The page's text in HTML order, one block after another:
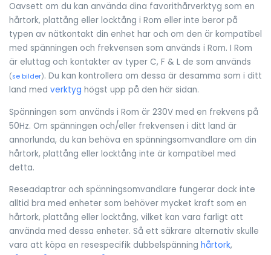
Oavsett om du kan använda dina favorithårverktyg som en
hårtork, plattång eller locktång i Rom eller inte beror på
typen av nätkontakt din enhet har och om den är kompatibel
med spänningen och frekvensen som används i Rom. I Rom
är eluttag och kontakter av typer C, F & L de som används
(se bilder). Du kan kontrollera om dessa är desamma som i ditt
land med verktyg högst upp på den här sidan.
Spänningen som används i Rom är 230V med en frekvens på
50Hz. Om spänningen och/eller frekvensen i ditt land är
annorlunda, du kan behöva en spänningsomvandlare om din
hårtork, plattång eller locktång inte är kompatibel med
detta.
Reseadaptrar och spänningsomvandlare fungerar dock inte
alltid bra med enheter som behöver mycket kraft som en
hårtork, plattång eller locktång, vilket kan vara farligt att
använda med dessa enheter. Så ett säkrare alternativ skulle
vara att köpa en resespecifik dubbelspänning hårtork,